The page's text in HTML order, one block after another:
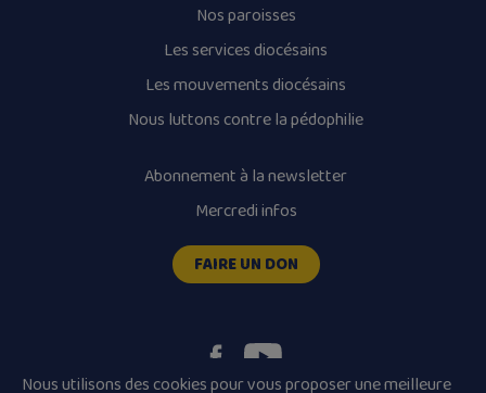
Nos paroisses
Les services diocésains
Les mouvements diocésains
Nous luttons contre la pédophilie
Abonnement à la newsletter
Mercredi infos
FAIRE UN DON
Nous utilisons des cookies pour vous proposer une meilleure